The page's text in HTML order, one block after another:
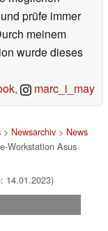
prüfe immer
meinem
wurde dieses
, marc_i_may
> Newsarchiv> News
Workstation Asus
14.01.2023)